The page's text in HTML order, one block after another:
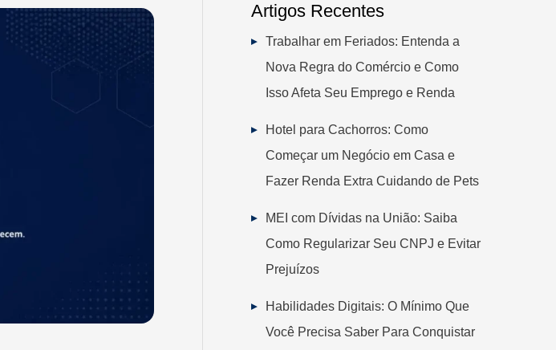
Artigos Recentes
Trabalhar em Feriados: Entenda a
Nova Regra do Comércio e Como
Isso Afeta Seu Emprego e Renda
Hotel para Cachorros: Como
Começar um Negócio em Casa e
Fazer Renda Extra Cuidando de Pets
MEI com Dívidas na União: Saiba
Como Regularizar Seu CNPJ e Evitar
Prejuízos
Habilidades Digitais: O Mínimo Que
Você Precisa Saber Para Conquistar